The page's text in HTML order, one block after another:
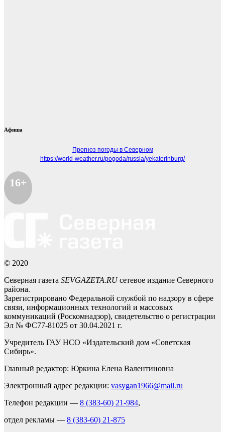
Афиша
Прогноз погоды в Северном
https://world-weather.ru/pogoda/russia/yekaterinburg/
16+
© 2020
Северная газета SEVGAZETA.RUсетевое издание Северного
района.
Зарегистрировано Федеральной службой по надзору в сфере
связи, информационных технологий и массовых
коммуникаций (Роскомнадзор), свидетельство о регистрации
Эл № ФС77-81025 от 30.04.2021 г.
Учредитель ГАУ НСО «Издательский дом «Советская
Сибирь».
Главный редактор: Юркина Елена Валентиновна
Электронный адрес редакции: vasygan1966@mail.ru
Телефон редакции — 8 (383-60) 21-984,
отдел рекламы — 8 (383-60) 21-875